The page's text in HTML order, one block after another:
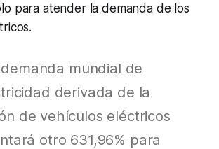
para atender la demanda de los
mundial de
derivada de la
de vehículos eléctricos
otro 631,96% para